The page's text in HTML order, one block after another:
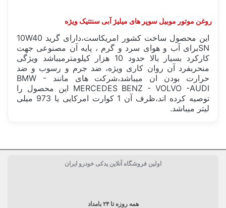
روغن موتور موبیل سوپر های میلیژ آبی سنتتیک ویژه
این محصول ساخت کشور امریکاست،دارای گرید 10W40
SNبرای آب و هوای سرد و گرم ، پایه آن مصنوعی جهت
کارکرد بسیار بالا حدود 10 هزار کیلومترمیباشد ویژگی
منحربفرد آن روان کاری ویژه، ضد جرم و رسوب و ضد
حرارت بودن ان میباشد،شرکت های مانند BMW -
MERCEDES BENZ - VOLVO -AUDI این محصول را
توصیه کرده اند،ظرف آن 1 کوارت امرکایی یا 973 میلی
لیتر میباشد.
مظروف پلاستیکی
اولین فروشگاه آنلاین یدکی خودرو ایران
همه روزه تا ۲۴ بامداد